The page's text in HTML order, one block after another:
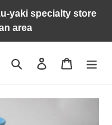
yaki specialty store
area
Search Log in Cart